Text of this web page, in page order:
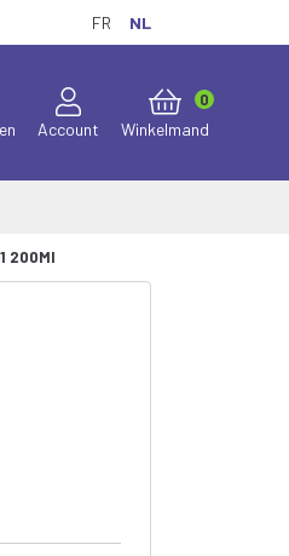
FR NL
Account Winkelmand
0
200Ml